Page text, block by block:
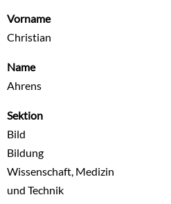
Vorname
Christian
Name
Ahrens
Sektion
Bild
Bildung
Wissenschaft, Medizin
und Technik